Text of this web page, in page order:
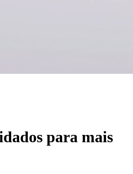
para mais